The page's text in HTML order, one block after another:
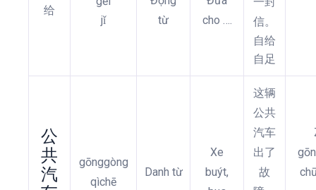
给
jǐ
từ
cho ….
信。
自给
自足
公
共
汽
gōnggòng
qìchē
Danh từ
Xe
buýt,
这辆
公共
汽车
出了
故